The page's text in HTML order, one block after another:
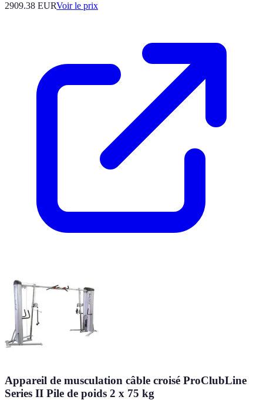
2909.38 EURVoir le prix
Appareil de musculation câble croisé ProClubLine
Series II Pile de poids 2 x 75 kg